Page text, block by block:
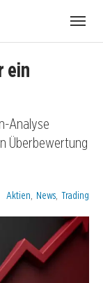
ein
Analyse
Überbewertung
Kategorien:
Aktien News Trading